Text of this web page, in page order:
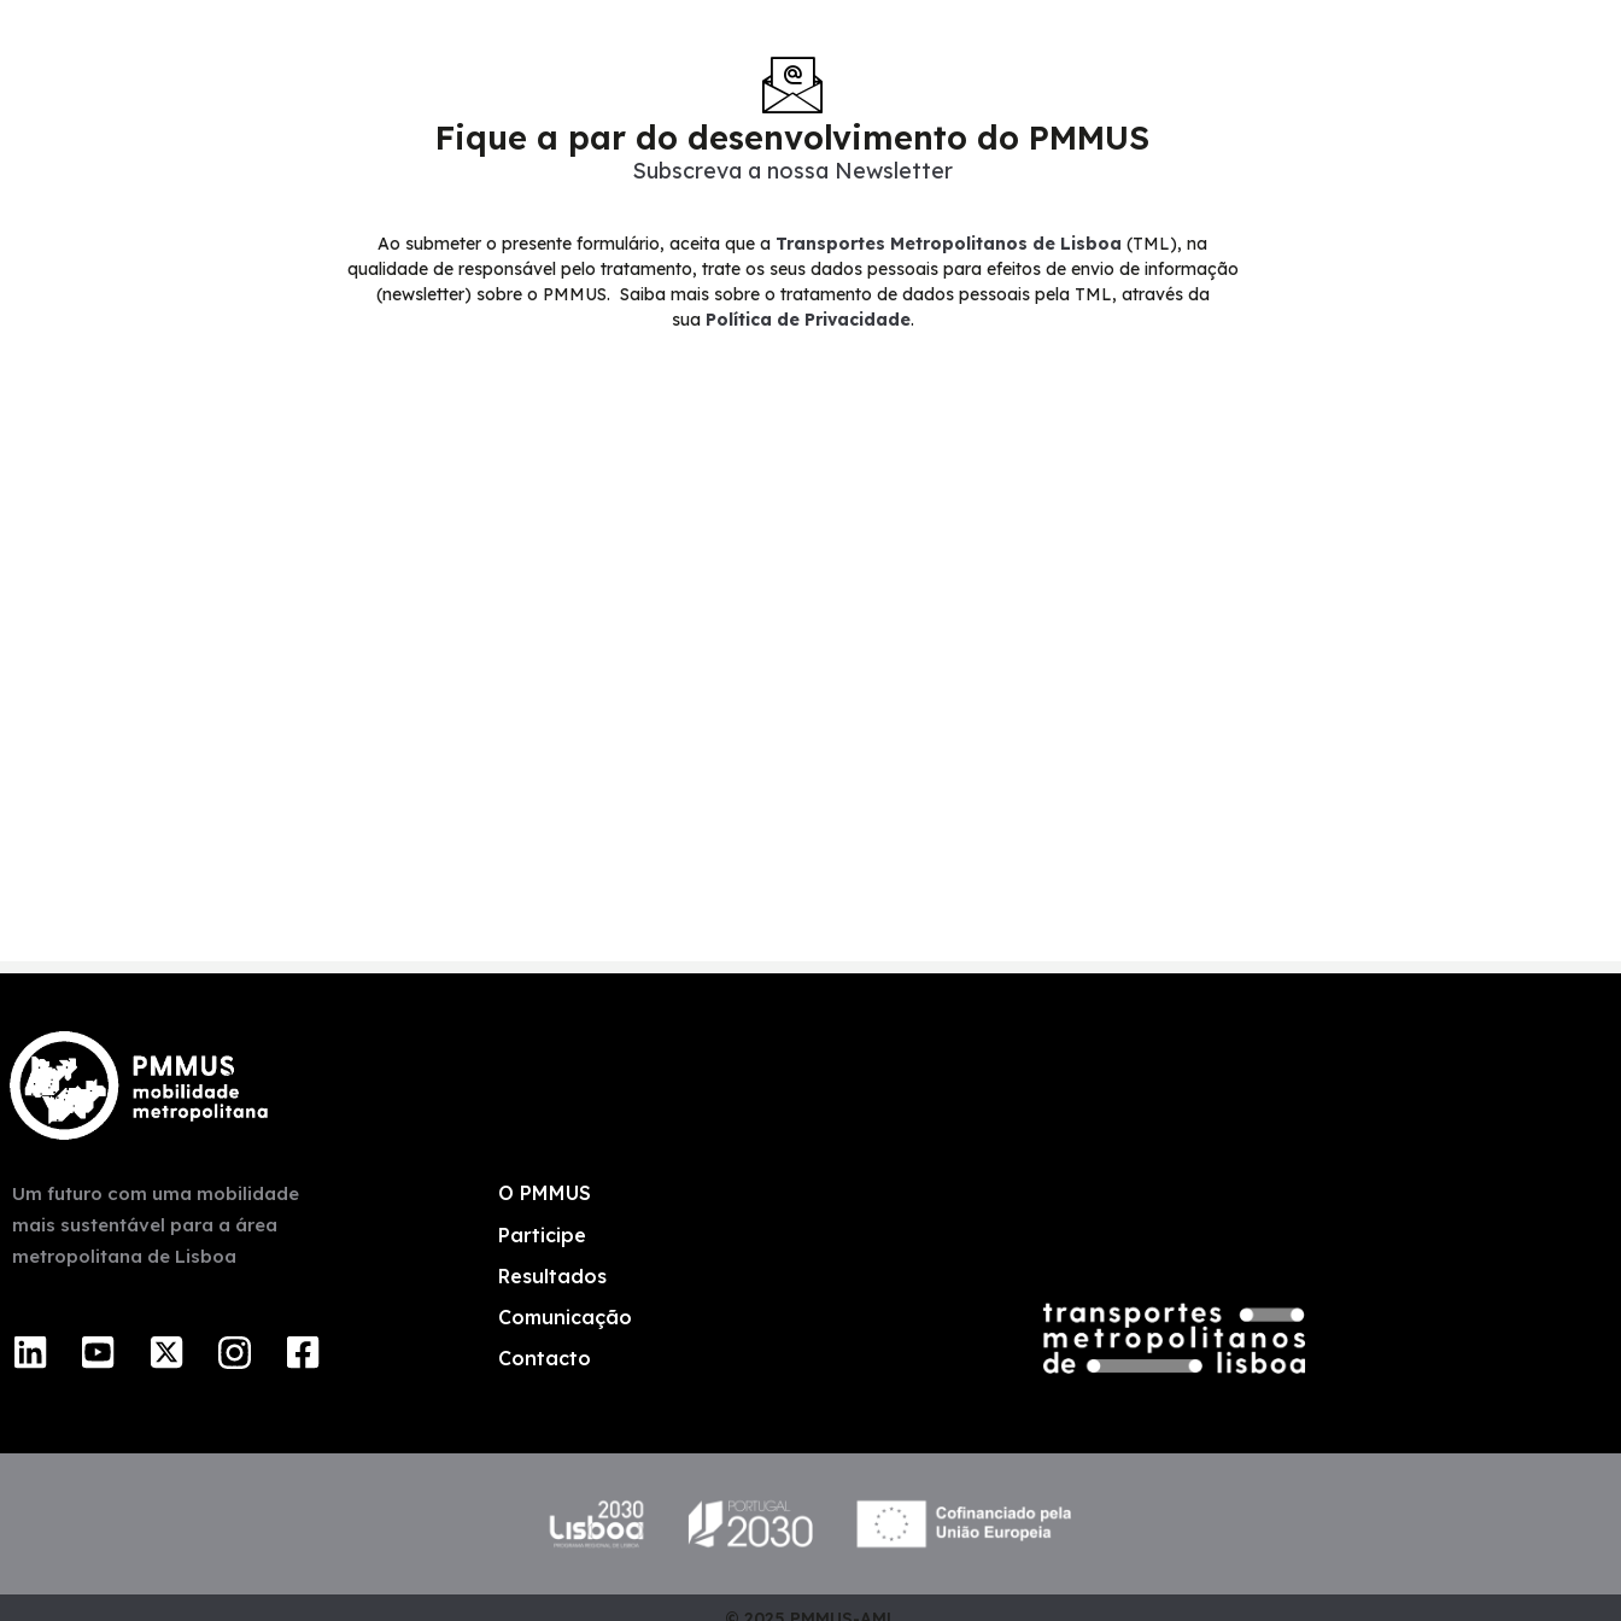
Fique a par do desenvolvimento do PMMUS
Subscreva a nossa Newsletter
Ao submeter o presente formulário, aceita que a Transportes Metropolitanos de Lisboa (TML), na
qualidade de responsável pelo tratamento, trate os seus dados pessoais para efeitos de envio de informação
(newsletter) sobre o PMMUS. Saiba mais sobre o tratamento de dados pessoais pela TML, através da
sua Política de Privacidade.
Um futuro com uma mobilidade
mais sustentável para a área
metropolitana de Lisboa
O PMMUS
Participe
Resultados
Comunicação
Contacto